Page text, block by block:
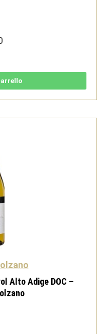
Alto Adige DOC –